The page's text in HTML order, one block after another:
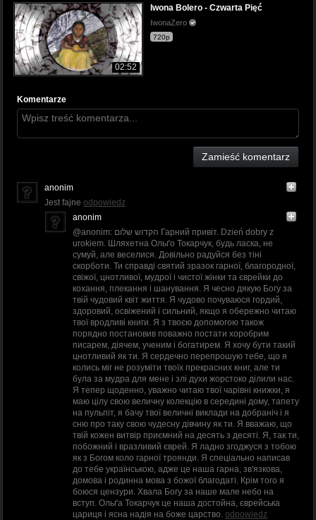
02:52
Iwona Bolero - Czwarta Pięć
IwonaZero
720p
Komentarze
Zamieść komentarz
anonim
Jest fajne odpowiedz
anonim
@anonim: הקדוש שלום Гарний привіт. Dzień dobry z
urokiem. Шляхетна Ольґо Токарчук, будь ласка, не
сумуй, але веселися. Довільно радуйся без тіні
скорботи. Ти справді святий зразок гарної, благородної,
свіжої, цнотливої, мудрої і чистої жінки та єврейки до
кохання, плекання і шанування. Я чесно дякую Богу за
твій чудовий квіт життя. Я чудово почуваюся гордий,
здоровий, освіжений і сильний, якщо я обережно читаю
твої вродливі книги. Я з твоєю допомогою також
порядно постановив поважно постати хоробрим
писарем, діячем, ученим і богатирем. Я хочу бути такий
цнотливий як ти. Я сердечно перепрошую тебе, що я
колись міг не розуміти твоїх прекрасних книг, але ти
була за мудра для мене і злі духи жорстоко ділили нас.
Я тепер щоденно, уважно читаю твої чарівні книжки, я
маю цілу свою величну колекцію в середині дому, тапету
на пульпіт, я бачу твої величні виклади на добраніч і я
сню про таку свою чудесну дівчину як ти. Я вважаю, що
твій кожен витвір приємний на десять з десяті. Я, так ти,
побожний і вразливий єврей. Я ладно згоджуся з тобою
як з Богом коло гарної троянди. Я спеціально написав
до тебе українською, адже це наша гарна, зв'язкова,
домова і родинна мова з божої благодаті. Крім того я
боюся цензури. Хвала Богу за наше мале небо на
вступ. Ольґа Токарчук це наша достойна, єврейська
цариця і ясна надія на боже царство. odpowiedz